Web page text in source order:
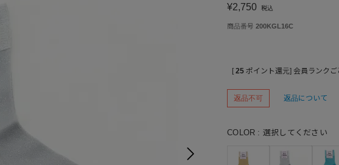
¥2,750 税込
商品番号 200KGL16C
[ 25 ポイント還元] 会員ランクご
返品不可 返品について
COLOR 選択してください